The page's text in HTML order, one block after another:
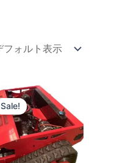
Sale!
価
格
帯:
$2,600.00
–
$3,000.00
こ
の
商
品
に